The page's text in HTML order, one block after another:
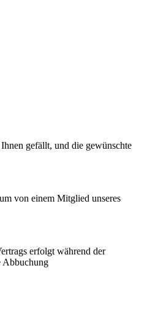
gefällt, und die gewünschte
von einem Mitglied unseres
erfolgt während der
Abbuchung